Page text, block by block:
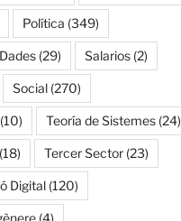
Política (349)
(29) Salarios(2)
Social(270)
Teoría de Sistemes(24)
Tercer Sector(23)
Digital(120)